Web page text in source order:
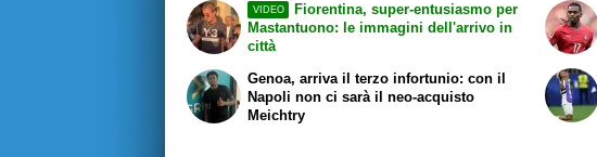
VIDEO
Fiorentina, super-entusiasmo per
Mastantuono: le immagini dell'arrivo in
città
Genoa, arriva il terzo infortunio: con il
Napoli non ci sarà il neo-acquisto
Meichtry